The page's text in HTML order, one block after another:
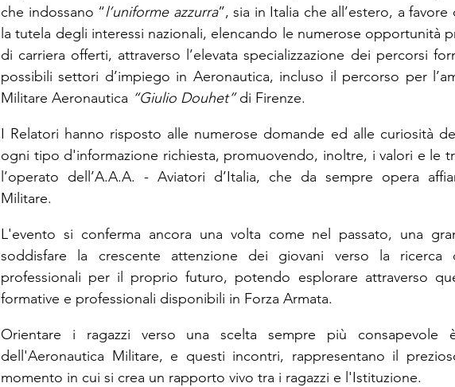
che indossano “l’uniforme azzurra”, sia in Italia che all’estero, a
la tutela degli interessi nazionali, elencando le numerose opportunità
di carriera offerti, attraverso l’elevata specializzazione dei percorsi
possibili settori d’impiego in Aeronautica, incluso il percorso per
Militare Aeronautica “Giulio Douhet” di Firenze.
I Relatori hanno risposto alle numerose domande ed alle curiosità
ogni tipo d'informazione richiesta, promuovendo, inoltre, i valori e le
l’operato dell’A.A.A. - Aviatori d’Italia, che da sempre opera
Militare.
L'evento si conferma ancora una volta come nel passato, una
soddisfare la crescente attenzione dei giovani verso la ricerca
professionali per il proprio futuro, potendo esplorare attraverso
formative e professionali disponibili in Forza Armata.
Orientare i ragazzi verso una scelta sempre più consapevole
dell'Aeronautica Militare, e questi incontri, rappresentano il
momento in cui si crea un rapporto vivo tra i ragazzi e l'Istituzione.